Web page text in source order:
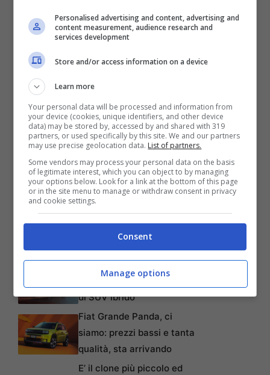
informazioni, intrattenimento e cultura
attraverso Internet.
Con una grande presenza nel settore, negli
ultimi anni abbiamo ampliato il nostro
pubblico attraverso una crescita
esponenziale in vari argomenti, offrendo
una varietà di contenuti rilevanti per ogni
segmento, con importanti brand
posizionati e sempre con nuovi progetti
stimolanti in sviluppo.
Articoli recenti
strada con una nuova idea
di SUV ibrido
Fiat Grande Panda, ci
siamo: prezzi bassi e tanta
qualità, sta arrivando
E’ il clone più piccolo ed
Personalised advertising and content, advertising and
content measurement, audience research and
services development
Store and/or access information on a device
Learn more
Your personal data will be processed and information from
your device (cookies, unique identifiers, and other device
data) may be stored by, accessed by and shared with 319
partners, or used specifically by this site. We and our partners
may use precise geolocation data. List of partners.
Some vendors may process your personal data on the basis
of legitimate interest, which you can object to by managing
your options below. Look for a link at the bottom of this page
or in the site menu to manage or withdraw consent in privacy
and cookie settings.
Consent
Manage options